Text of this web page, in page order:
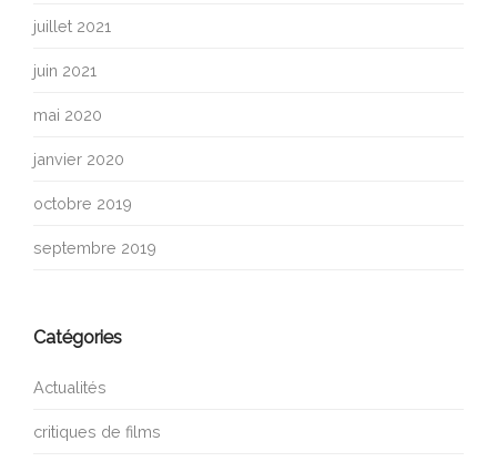
juillet 2021
juin 2021
mai 2020
janvier 2020
octobre 2019
septembre 2019
Catégories
Actualités
critiques de films